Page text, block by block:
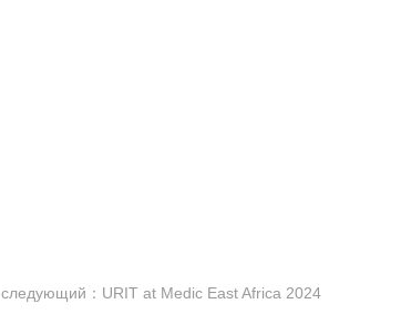
следующий：URIT at Medic East Africa 2024